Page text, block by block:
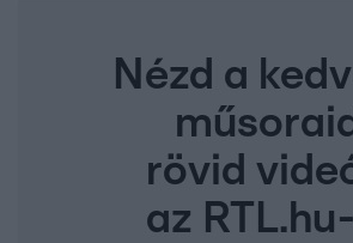
Nézd a
műsoraid
rövid
az